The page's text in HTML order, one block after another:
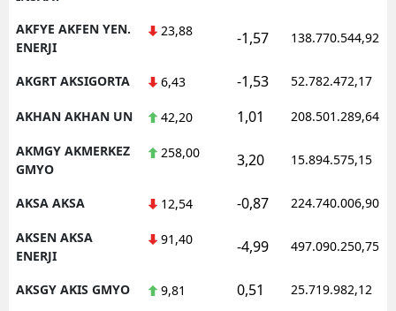
AKFYE AKFEN YEN.
ENERJI
23,88 -1,57 138.770.544,92
AKGRT AKSIGORTA 6,43 -1,53 52.782.472,17
AKHAN AKHAN UN 42,20 1,01 208.501.289,64
AKMGY AKMERKEZ
GMYO
258,00 3,20 15.894.575,15
AKSA AKSA 12,54 -0,87 224.740.006,90
AKSEN AKSA
ENERJI
91,40 -4,99 497.090.250,75
AKSGY AKIS GMYO 9,81 0,51 25.719.982,12